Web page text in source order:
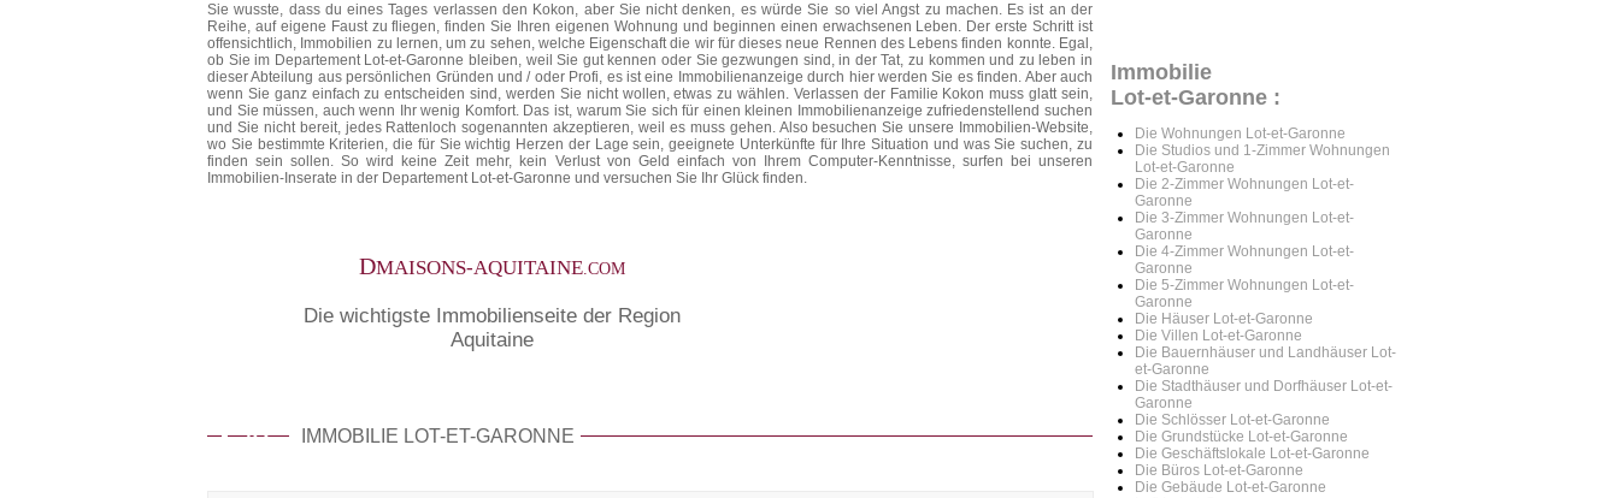
Sie wusste, dass du eines Tages verlassen den Kokon, aber Sie nicht denken, es würde Sie so viel Angst zu machen. Es ist an der
Reihe, auf eigene Faust zu fliegen, finden Sie Ihren eigenen Wohnung und beginnen einen erwachsenen Leben. Der erste Schritt ist
offensichtlich, Immobilien zu lernen, um zu sehen, welche Eigenschaft die wir für dieses neue Rennen des Lebens finden konnte. Egal,
ob Sie im Departement Lot-et-Garonne bleiben, weil Sie gut kennen oder Sie gezwungen sind, in der Tat, zu kommen und zu leben in
dieser Abteilung aus persönlichen Gründen und / oder Profi, es ist eine Immobilienanzeige durch hier werden Sie es finden. Aber auch
wenn Sie ganz einfach zu entscheiden sind, werden Sie nicht wollen, etwas zu wählen. Verlassen der Familie Kokon muss glatt sein,
und Sie müssen, auch wenn Ihr wenig Komfort. Das ist, warum Sie sich für einen kleinen Immobilienanzeige zufriedenstellend suchen
und Sie nicht bereit, jedes Rattenloch sogenannten akzeptieren, weil es muss gehen. Also besuchen Sie unsere Immobilien-Website,
wo Sie bestimmte Kriterien, die für Sie wichtig Herzen der Lage sein, geeignete Unterkünfte für Ihre Situation und was Sie suchen, zu
finden sein sollen. So wird keine Zeit mehr, kein Verlust von Geld einfach von Ihrem Computer-Kenntnisse, surfen bei unseren
Immobilien-Inserate in der Departement Lot-et-Garonne und versuchen Sie Ihr Glück finden.
DMAISONS-AQUITAINE.COM
Die wichtigste Immobilienseite der Region
Aquitaine
47 IMMOBILIE LOT-ET-GARONNE
Immobilie
Lot-et-Garonne :
Die Wohnungen Lot-et-Garonne
Die Studios und 1-Zimmer Wohnungen
Lot-et-Garonne
Die 2-Zimmer Wohnungen Lot-et-
Garonne
Die 3-Zimmer Wohnungen Lot-et-
Garonne
Die 4-Zimmer Wohnungen Lot-et-
Garonne
Die 5-Zimmer Wohnungen Lot-et-
Garonne
Die Häuser Lot-et-Garonne
Die Villen Lot-et-Garonne
Die Bauernhäuser und Landhäuser Lot-
et-Garonne
Die Stadthäuser und Dorfhäuser Lot-et-
Garonne
Die Schlösser Lot-et-Garonne
Die Grundstücke Lot-et-Garonne
Die Geschäftslokale Lot-et-Garonne
Die Büros Lot-et-Garonne
Die Gebäude Lot-et-Garonne